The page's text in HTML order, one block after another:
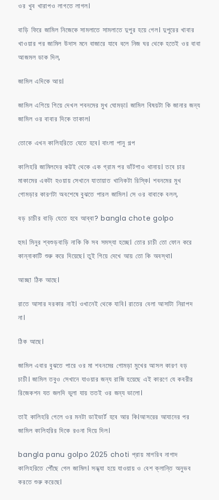
ওর খুব খারাপও লাগতে লাগল।
বাড়ি ফিরে জামিল নিজেকে সামলাতে সামলাতে দুপুর হয়ে গেল। দুপুরের খাবার
খাওয়ার পর জামিল উদাস মনে বাজারে যাবে বলে নিজ ঘর থেকে হতেই ওর বাবা
আজমল ডাক দিল,
জামিল এদিকে আয়।
জামিল এগিয়ে গিয়ে দেখল শবনমের মুখ ঘোমড়া। জামিল বিষয়টা কি জানার জন্য
জামিল ওর বাবার দিকে তাকাল।
তোকে এখন কালিহরিতে যেতে হবে। বাংলা পানু গল্প
কালিহরি জামিলদের কট্টই থেকে এক গ্রাম পর ভাঁটগাও থানায়। তবে চার
মাকামের একটা হওয়ায় সেখানে যাতায়াত খানিকটা রিস্কি। শবনমের মুখ
গোমড়ার কারণটা অবশেষে বুঝতে পারল জামিল। সে ওর বাবাকে বলল,
বড় চাচীর বাড়ি যেতে হবে আব্বা? bangla chote golpo
হুম। মিনুর শ্বশুড়বাড়ি নাকি কি সব সমস্যা হচ্ছে। তোর চাচী তো ফোন করে
কান্নাকাটি শুরু করে দিয়েছে। তুই গিয়ে দেখে আয় তো কি অবস্থা।
আচ্ছা ঠিক আছে।
রাতে আসার দরকার নাই। ওখানেই থেকে যাবি। রাতের বেলা আসাটা নিরাপদ
না।
ঠিক আছে।
জামিল এবার বুঝতে পারে ওর মা শবনমের গোমড়া মুখের আসল কারণ বড়
চাচী। জামিল তবুও সেখানে যাওয়ার জন্য রাজি হয়েছে এই কারণে যে কবরীর
রিজেকশন যত জলদি ভুলা যায় ততই ওর জন্য ভালো।
তাই কালিহরি গেলে ওর মনটা ডাইভার্ট হবে আর কি।আসরের আযানের পর
জামিল কালিহরির দিকে রওনা দিয়ে দিল।
bangla panu golpo 2025 choti প্রায় মাগরিব নাগাদ
কালিহরিতে পৌঁছে গেল জামিল। সন্ধ্যা হয়ে যাওয়ায় ও বেশ ক্লান্তি অনুভব
করতে শুরু করেছে।